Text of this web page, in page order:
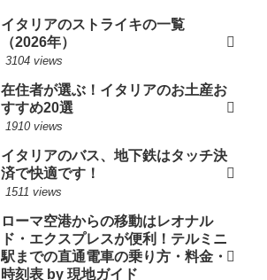
イタリアのストライキの一覧
（2026年）
3104 views
在住者が選ぶ！イタリアのお土産お
すすめ20選
1910 views
イタリアのバス、地下鉄はタッチ決
済で快適です！
1511 views
ローマ空港からの移動はレオナル
ド・エクスプレスが便利！テルミニ
駅までの直通電車の乗り方・料金・
時刻表 by 現地ガイド